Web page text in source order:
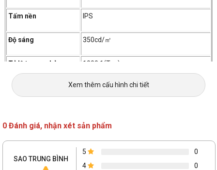
Tấm nền IPS
Độ sáng 350cd/㎡
Tỷ lệ tương phản 1000:1(Typ)
HDR Yes
Độ phủ màu sRGB
Xem thêm cấu hình chi tiết
0 Đánh giá, nhận xét sản phẩm
SAO TRUNG BÌNH
5
0
4
0